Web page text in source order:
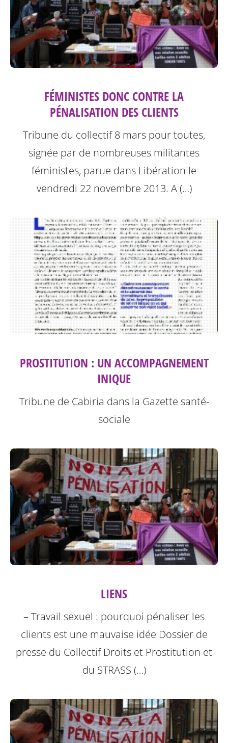
FÉMINISTES DONC CONTRE LA
PÉNALISATION DES CLIENTS
Tribune du collectif 8 mars pour toutes,
signée par de nombreuses militantes
féministes, parue dans Libération le
vendredi 22 novembre 2013. A (…)
PROSTITUTION : UN ACCOMPAGNEMENT
INIQUE
Tribune de Cabiria dans la Gazette santé-
sociale
LIENS
– Travail sexuel : pourquoi pénaliser les
clients est une mauvaise idée Dossier de
presse du Collectif Droits et Prostitution et
du STRASS (…)